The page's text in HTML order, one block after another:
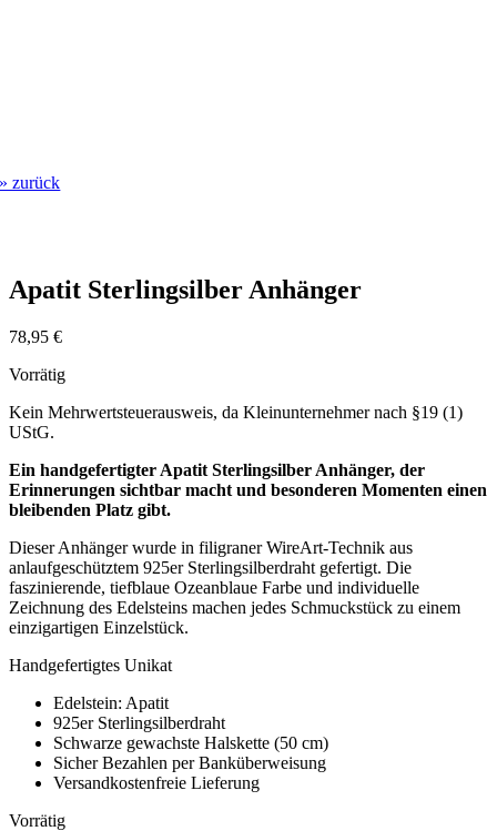
» zurück
Apatit Sterlingsilber Anhänger
78,95 €
Vorrätig
Kein Mehrwertsteuerausweis, da Kleinunternehmer nach §19 (1)
UStG.
Ein handgefertigter Apatit Sterlingsilber Anhänger, der
Erinnerungen sichtbar macht und besonderen Momenten einen
bleibenden Platz gibt.
Dieser Anhänger wurde in filigraner WireArt-Technik aus
anlaufgeschütztem 925er Sterlingsilberdraht gefertigt. Die
faszinierende, tiefblaue Ozeanblaue Farbe und individuelle
Zeichnung des Edelsteins machen jedes Schmuckstück zu einem
einzigartigen Einzelstück.
Handgefertigtes Unikat
Edelstein: Apatit
925er Sterlingsilberdraht
Schwarze gewachste Halskette (50 cm)
Sicher Bezahlen per Banküberweisung
Versandkostenfreie Lieferung
Vorrätig